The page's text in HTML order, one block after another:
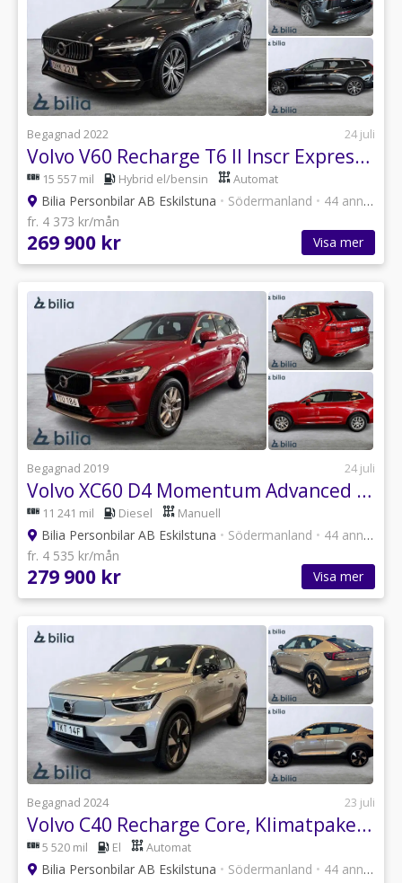
Begagnad 2022 24 juli
Volvo V60 Recharge T6 II Inscr Expression - kamera-nav pro
15 557 mil Hybrid el/bensin Automat
Bilia Personbilar AB Eskilstuna • Södermanland • 44 annonser
fr. 4 373 kr/mån
269 900 kr Visa mer
Begagnad 2019 24 juli
Volvo XC60 D4 Momentum Advanced Edition - Loungepaket - t...
11 241 mil Diesel Manuell
Bilia Personbilar AB Eskilstuna • Södermanland • 44 annonser
fr. 4 535 kr/mån
279 900 kr Visa mer
Begagnad 2024 23 juli
Volvo C40 Recharge Core, Klimatpaket, Värmepump
5 520 mil El Automat
Bilia Personbilar AB Eskilstuna • Södermanland • 44 annonser